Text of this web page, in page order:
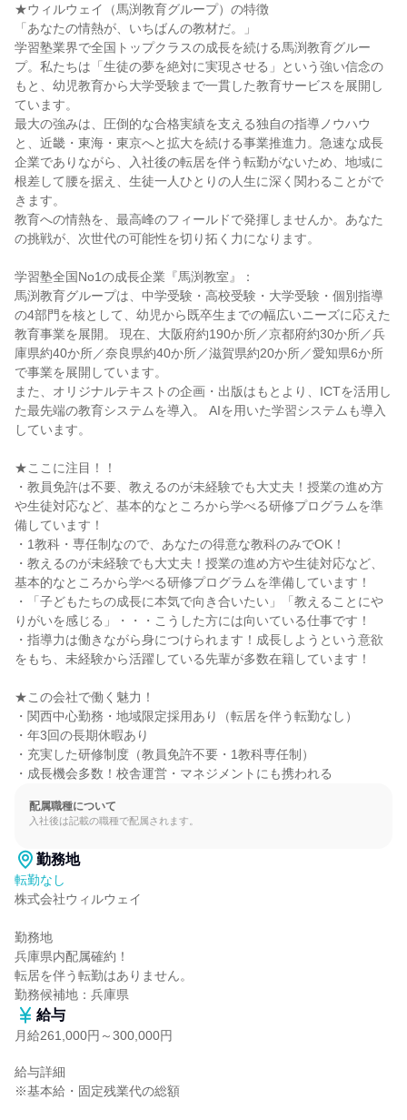
★ウィルウェイ（馬渕教育グループ）の特徴
「あなたの情熱が、いちばんの教材だ。」
学習塾業界で全国トップクラスの成長を続ける馬渕教育グルー
プ。私たちは「生徒の夢を絶対に実現させる」という強い信念の
もと、幼児教育から大学受験まで一貫した教育サービスを展開し
ています。
最大の強みは、圧倒的な合格実績を支える独自の指導ノウハウ
と、近畿・東海・東京へと拡大を続ける事業推進力。急速な成長
企業でありながら、入社後の転居を伴う転勤がないため、地域に
根差して腰を据え、生徒一人ひとりの人生に深く関わることがで
きます。
教育への情熱を、最高峰のフィールドで発揮しませんか。あなた
の挑戦が、次世代の可能性を切り拓く力になります。
学習塾全国No1の成長企業『馬渕教室』：
馬渕教育グループは、中学受験・高校受験・大学受験・個別指導
の4部門を核として、幼児から既卒生までの幅広いニーズに応えた
教育事業を展開。 現在、大阪府約190か所／京都府約30か所／兵
庫県約40か所／奈良県約40か所／滋賀県約20か所／愛知県6か所
で事業を展開しています。
また、オリジナルテキストの企画・出版はもとより、ICTを活用し
た最先端の教育システムを導入。 AIを用いた学習システムも導入
しています。
★ここに注目！！
・教員免許は不要、教えるのが未経験でも大丈夫！授業の進め方
や生徒対応など、基本的なところから学べる研修プログラムを準
備しています！
・1教科・専任制なので、あなたの得意な教科のみでOK！
・教えるのが未経験でも大丈夫！授業の進め方や生徒対応など、
基本的なところから学べる研修プログラムを準備しています！
・「子どもたちの成長に本気で向き合いたい」「教えることにや
りがいを感じる」・・・こうした方には向いている仕事です！
・指導力は働きながら身につけられます！成長しようという意欲
をもち、未経験から活躍している先輩が多数在籍しています！
★この会社で働く魅力！
・関西中心勤務・地域限定採用あり（転居を伴う転勤なし）
・年3回の長期休暇あり
・充実した研修制度（教員免許不要・1教科専任制）
・成長機会多数！校舎運営・マネジメントにも携われる
配属職種について
入社後は記載の職種で配属されます。
勤務地
転勤なし
株式会社ウィルウェイ
勤務地
兵庫県内配属確約！
転居を伴う転勤はありません。
勤務候補地：兵庫県
給与
月給261,000円～300,000円
給与詳細
※基本給・固定残業代の総額